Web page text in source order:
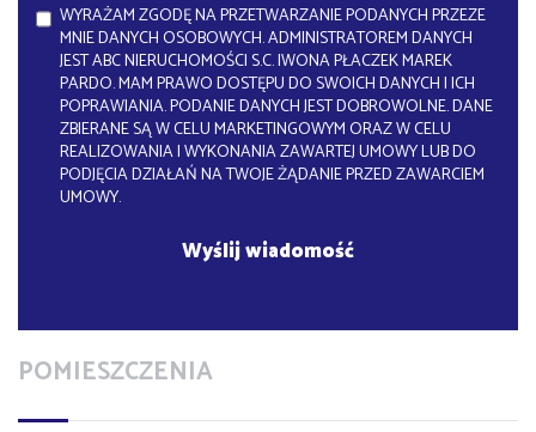
WYRAŻAM ZGODĘ NA PRZETWARZANIE PODANYCH PRZEZE
MNIE DANYCH OSOBOWYCH. ADMINISTRATOREM DANYCH
JEST ABC NIERUCHOMOŚCI S.C. IWONA PŁACZEK MAREK
PARDO. MAM PRAWO DOSTĘPU DO SWOICH DANYCH I ICH
POPRAWIANIA. PODANIE DANYCH JEST DOBROWOLNE. DANE
ZBIERANE SĄ W CELU MARKETINGOWYM ORAZ W CELU
REALIZOWANIA I WYKONANIA ZAWARTEJ UMOWY LUB DO
PODJĘCIA DZIAŁAŃ NA TWOJE ŻĄDANIE PRZED ZAWARCIEM
UMOWY.
POMIESZCZENIA